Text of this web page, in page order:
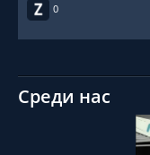
0
Среди нас